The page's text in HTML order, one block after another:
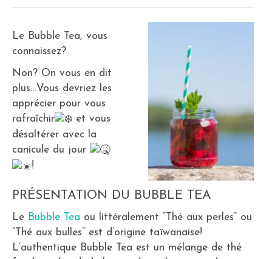
Le Bubble Tea, vous
connaissez?
Non? On vous en dit
plus…Vous devriez les
apprécier pour vous
rafraîchir
et vous
désaltérer avec la
canicule du jour
! ⠀
PRÉSENTATION DU BUBBLE TEA
Le Bubble Tea ou littéralement “Thé aux perles” ou
“Thé aux bulles” est d’origine taïwanaise!
L’authentique Bubble Tea est un mélange de thé